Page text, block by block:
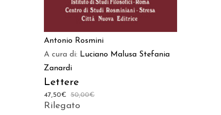
Antonio Rosmini
A cura di: Luciano Malusa Stefania
Zanardi
Lettere
50,00€
47,50€
Rilegato